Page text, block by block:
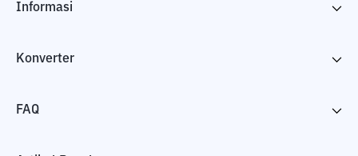
Informasi
Konverter
FAQ